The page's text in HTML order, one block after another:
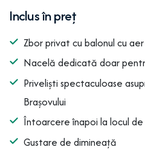
Inclus în preț
Zbor privat cu balonul cu
Nacelă dedicată doar
Priveliști spectaculoase
Brașovului
Întoarcere înapoi la locul
Gustare de dimineață